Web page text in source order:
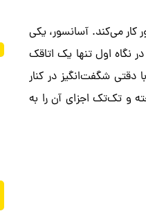
کار می‌کند. آسانسور، یکی
نگاه اول تنها یک اتاقک
شگفت‌انگیز در کنار
و تک‌تک اجزای آن را به